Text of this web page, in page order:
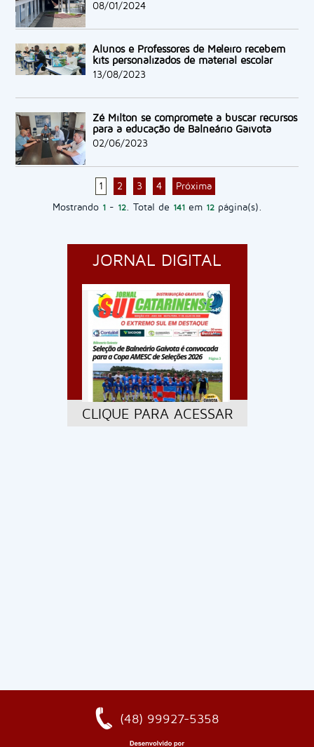
08/01/2024
Alunos e Professores de Meleiro recebem
kits personalizados de material escolar
13/08/2023
Zé Milton se compromete a buscar recursos
para a educação de Balneário Gaivota
02/06/2023
1 2 3 4
Próxima
Mostrando 1- 12. Total de 141em 12página(s).
JORNAL DIGITAL
CLIQUE PARA ACESSAR
(48) 99927-5358